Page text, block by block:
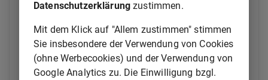
durch Art. 45 Abs. 1 Satz 1 in der am 1. Januar
2025 geltenden Fassung unmittelbar im
Beamtenverhältnis auf Lebenszeit zu übertragen
wäre, ist das Amt im Beamtenverhältnis auf
Datenschutzerklärung zustimmen.
Mit dem Klick auf "Allem zustimmen" stimmen
Sie insbesondere der Verwendung von Cookies
(ohne Werbecookies) und der Verwendung von
Google Analytics zu. Die Einwilligung bzgl.